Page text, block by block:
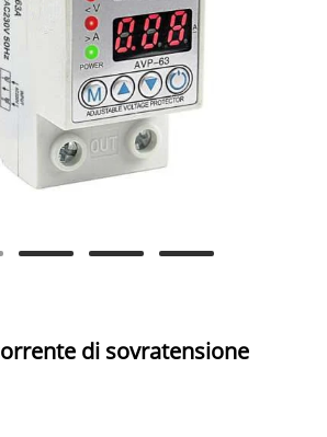
di sovratensione